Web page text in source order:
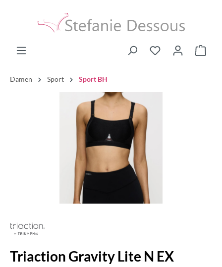
Damen Sport Sport BH
Triaction Gravity Lite N EX